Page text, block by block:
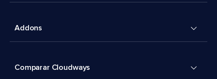
Addons
Comparar Cloudways